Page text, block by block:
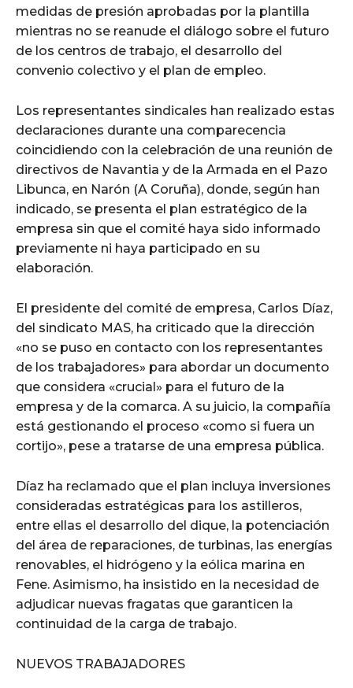
medidas de presión aprobadas por la plantilla
mientras no se reanude el diálogo sobre el futuro
de los centros de trabajo, el desarrollo del
convenio colectivo y el plan de empleo.
Los representantes sindicales han realizado estas
declaraciones durante una comparecencia
coincidiendo con la celebración de una reunión de
directivos de Navantia y de la Armada en el Pazo
Libunca, en Narón (A Coruña), donde, según han
indicado, se presenta el plan estratégico de la
empresa sin que el comité haya sido informado
previamente ni haya participado en su
elaboración.
El presidente del comité de empresa, Carlos Díaz,
del sindicato MAS, ha criticado que la dirección
«no se puso en contacto con los representantes
de los trabajadores» para abordar un documento
que considera «crucial» para el futuro de la
empresa y de la comarca. A su juicio, la compañía
está gestionando el proceso «como si fuera un
cortijo», pese a tratarse de una empresa pública.
Díaz ha reclamado que el plan incluya inversiones
consideradas estratégicas para los astilleros,
entre ellas el desarrollo del dique, la potenciación
del área de reparaciones, de turbinas, las energías
renovables, el hidrógeno y la eólica marina en
Fene. Asimismo, ha insistido en la necesidad de
adjudicar nuevas fragatas que garanticen la
continuidad de la carga de trabajo.
NUEVOS TRABAJADORES